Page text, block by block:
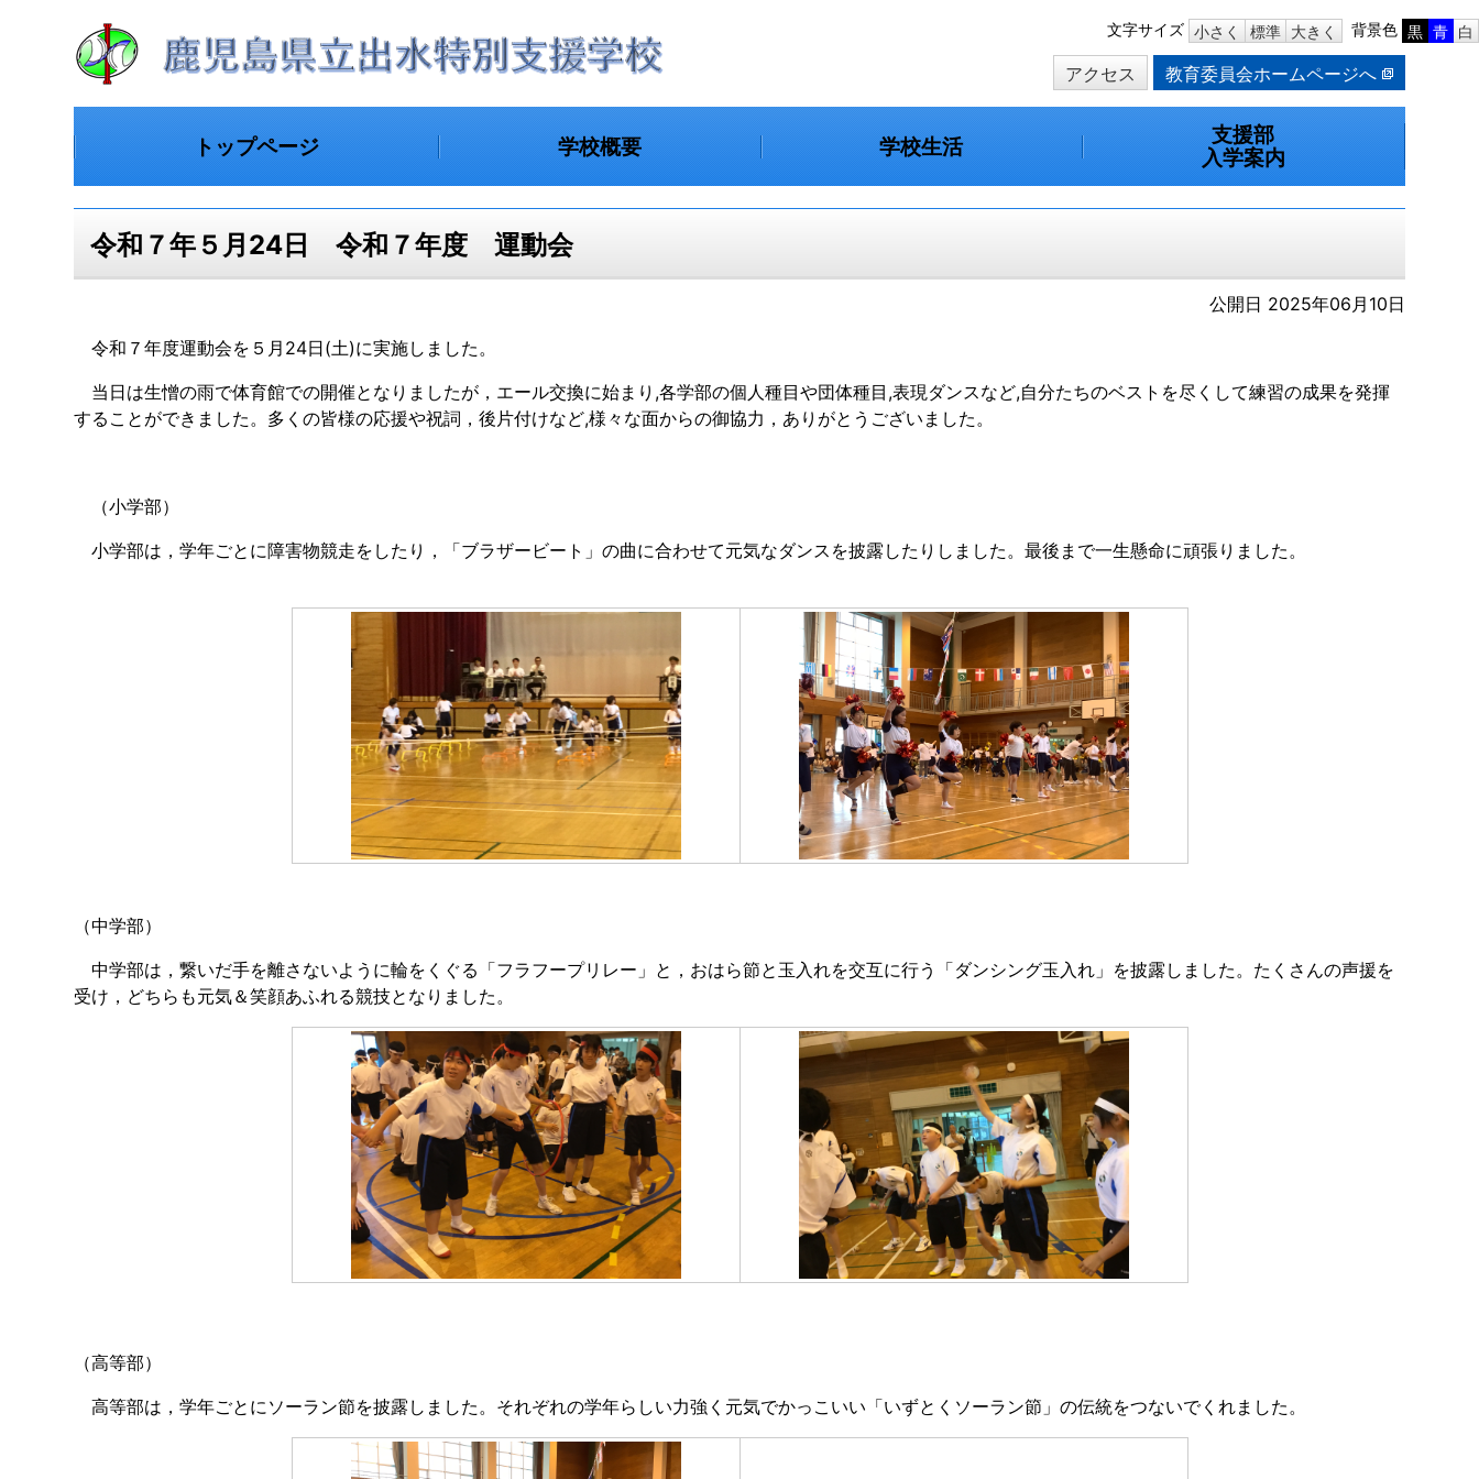
本
文
へ
文字サイズ 小さく 標準 大きく 背景色 黒 青 白
アクセス 教育委員会ホームページへ
トップページ 学校概要 学校生活
支援部
入学案内
令和７年５月24日 令和７年度 運動会
公開日 2025年06月10日
令和７年度運動会を５月24日(土)に実施しました。
当日は生憎の雨で体育館での開催となりましたが，エール交換に始まり,各学部の個人種目や団体種目,表現ダンスなど,自分たちのベストを尽くして練習の成果を発揮
することができました。多くの皆様の応援や祝詞，後片付けなど,様々な面からの御協力，ありがとうございました。
（小学部）
小学部は，学年ごとに障害物競走をしたり，「ブラザービート」の曲に合わせて元気なダンスを披露したりしました。最後まで一生懸命に頑張りました。
（中学部）
中学部は，繋いだ手を離さないように輪をくぐる「フラフープリレー」と，おはら節と玉入れを交互に行う「ダンシング玉入れ」を披露しました。たくさんの声援を
受け，どちらも元気＆笑顔あふれる競技となりました。
（高等部）
高等部は，学年ごとにソーラン節を披露しました。それぞれの学年らしい力強く元気でかっこいい「いずとくソーラン節」の伝統をつないでくれました。